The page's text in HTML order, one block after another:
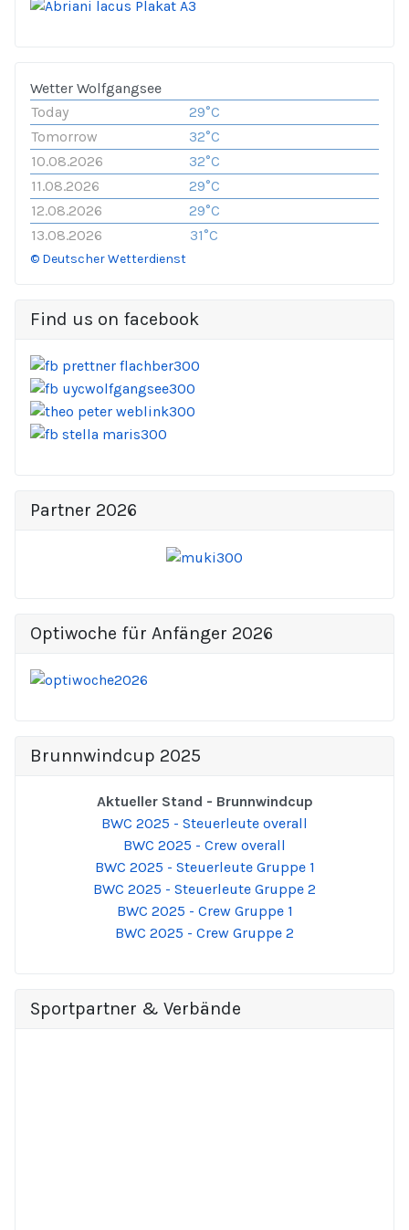
Wetter Wolfgangsee
Today
29°C
Tomorrow
32°C
10.08.2026
32°C
11.08.2026
29°C
12.08.2026
29°C
13.08.2026
31°C
© Deutscher Wetterdienst
Find us on facebook
Partner 2026
Optiwoche für Anfänger 2026
Brunnwindcup 2025
Aktueller Stand - Brunnwindcup
BWC 2025 - Steuerleute overall
BWC 2025 - Crew overall
BWC 2025 - Steuerleute Gruppe 1
BWC 2025 - Steuerleute Gruppe 2
BWC 2025 - Crew Gruppe 1
BWC 2025 - Crew Gruppe 2
Sportpartner & Verbände